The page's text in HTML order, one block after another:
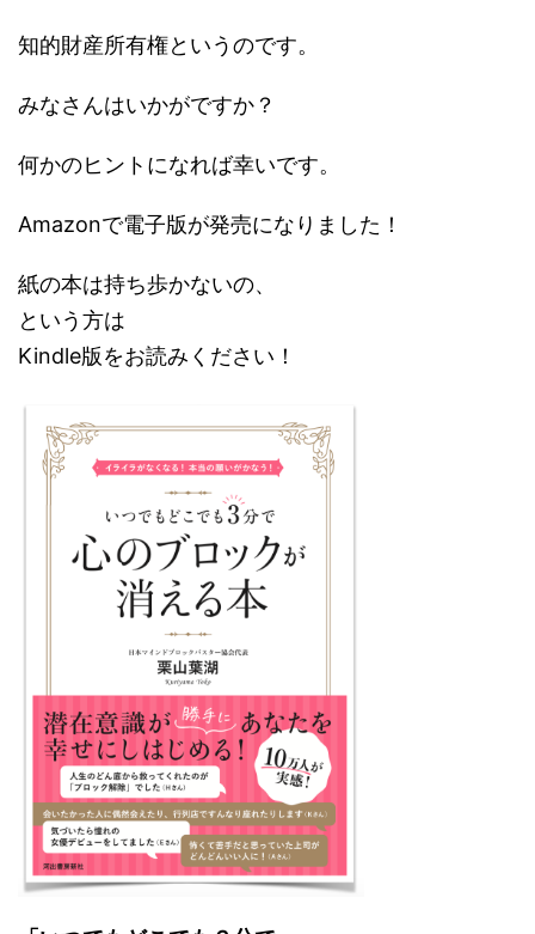
知的財産所有権というのです。
みなさんはいかがですか？
何かのヒントになれば幸いです。
Amazonで電子版が発売になりました！
紙の本は持ち歩かないの、
という方は
Kindle版をお読みください！